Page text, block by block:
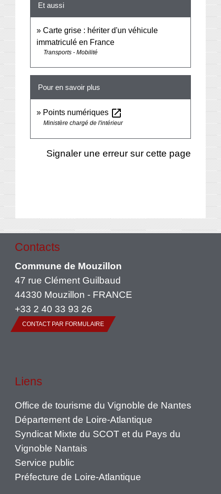
Et aussi
Carte grise : hériter d'un véhicule
immatriculé en France
Transports - Mobilité
Pour en savoir plus
Points numériques open_in_new
Ministère chargé de l'intérieur
Signaler une erreur sur cette page
Contacts
Commune de Mouzillon
47 rue Clément Guilbaud
44330 Mouzillon - FRANCE
+33 2 40 33 93 26
CONTACT PAR FORMULAIRE
Liens
Office de tourisme du Vignoble de Nantes
Département de Loire-Atlantique
Syndicat Mixte du SCOT et du Pays du
Vignoble Nantais
Service public
Préfecture de Loire-Atlantique